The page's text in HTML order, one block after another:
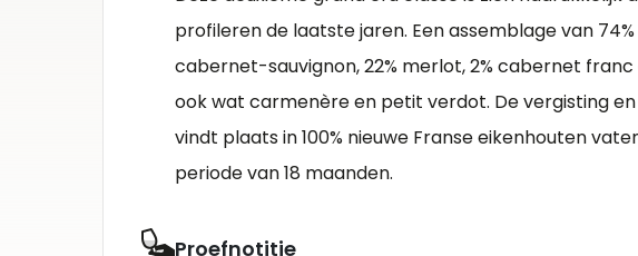
profileren de laatste jaren. Een assemblage van 74%
cabernet-sauvignon, 22% merlot, 2% cabernet franc
ook wat carmenère en petit verdot. De vergisting
vindt plaats in 100% nieuwe Franse eikenhouten
periode van 18 maanden.
Proefnotitie